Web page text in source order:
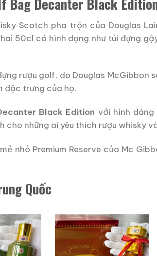
Scotch pha trộn của Douglas
50cl có hình dạng như túi đựng
rượu golf, do Douglas McGibbon
đặc trưng của họ.
Black Edition với hình dáng
cho những ai yêu thích rượu whisky
nhỏ Premium Reserve của Mc
Quốc